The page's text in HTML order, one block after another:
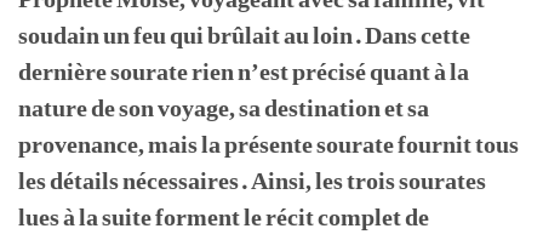
soudain un feu qui brûlait au loin. Dans cette
dernière sourate rien n’est précisé quant à la
nature de son voyage, sa destination et sa
provenance, mais la présente sourate fournit tous
les détails nécessaires. Ainsi, les trois sourates
lues à la suite forment le récit complet de